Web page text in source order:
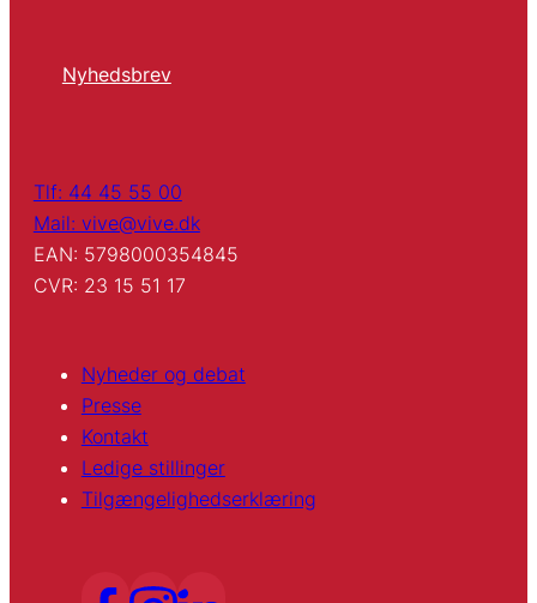
Nyhedsbrev
Tlf: 44 45 55 00
Mail: vive@vive.dk
EAN: 5798000354845
CVR: 23 15 51 17
Nyheder og debat
Presse
Kontakt
Ledige stillinger
Tilgængelighedserklæring